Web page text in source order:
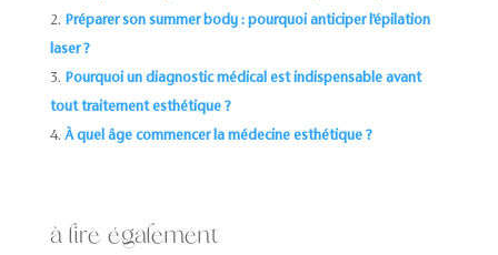
Préparer son summer body : pourquoi anticiper l’épilation
laser ?
Pourquoi un diagnostic médical est indispensable avant
tout traitement esthétique ?
À quel âge commencer la médecine esthétique ?
à lire également